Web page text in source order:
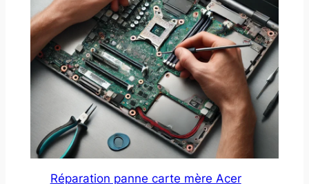
Réparation panne carte mère Acer